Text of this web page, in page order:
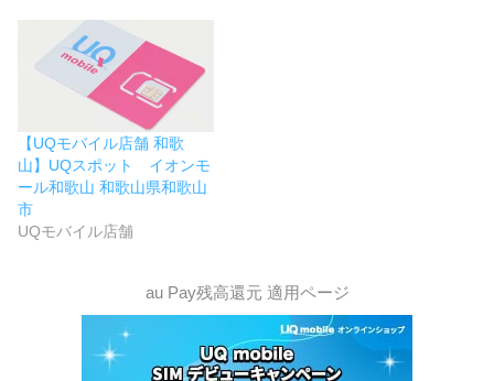
【UQモバイル店舗 和歌
山】UQスポット イオンモ
ール和歌山 和歌山県和歌山
市
UQモバイル店舗
au Pay残高還元 適用ページ